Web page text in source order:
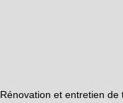
Rénovation et entretien de